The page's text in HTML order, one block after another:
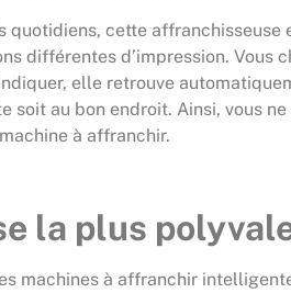
quotidiens, cette
différentes d’impression. Vous
elle retrouve
soit au bon endroit. Ainsi, vous
à affranchir.
la plus
machines à affranchir